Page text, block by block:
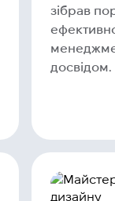
зібрав
досвідом.